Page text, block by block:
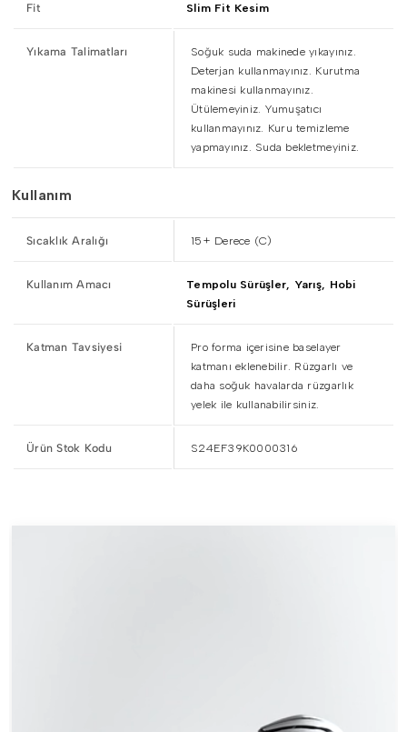
Fit Slim Fit Kesim
Yıkama Talimatları
Soğuk suda makinede yıkayınız.
Deterjan kullanmayınız. Kurutma
makinesi kullanmayınız.
Ütülemeyiniz. Yumuşatıcı
kullanmayınız. Kuru temizleme
yapmayınız. Suda bekletmeyiniz.
Kullanım
Sıcaklık Aralığı 15+ Derece (C)
Kullanım Amacı
Tempolu Sürüşler, Yarış, Hobi
Sürüşleri
Katman Tavsiyesi
Pro forma içerisine baselayer
katmanı eklenebilir. Rüzgarlı ve
daha soğuk havalarda rüzgarlık
yelek ile kullanabilirsiniz.
Ürün Stok Kodu S24EF39K0000316